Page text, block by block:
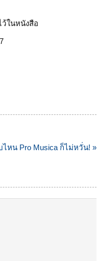
ในหนังสือ
หน Pro Musica ก็ไม่หวั่น! »